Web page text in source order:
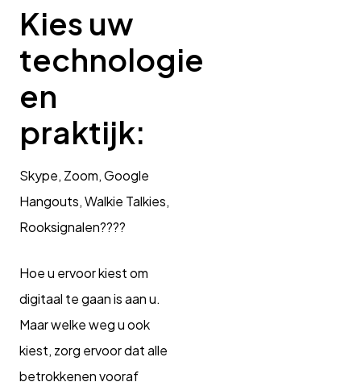
Kies uw
technologie
en
praktijk:
Skype, Zoom, Google
Hangouts, Walkie Talkies,
Rooksignalen????
Hoe u ervoor kiest om
digitaal te gaan is aan u.
Maar welke weg u ook
kiest, zorg ervoor dat alle
betrokkenen vooraf